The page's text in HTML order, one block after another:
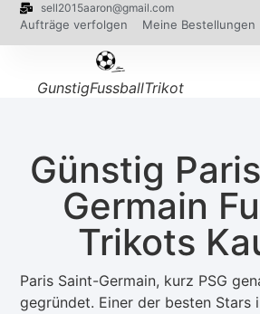
sell2015aaron@gmail.com
Aufträge verfolgen Meine Bestellungen
GunstigFussballTrikot
Günstig
Germain
Trikots
Paris Saint-Germain, kurz PSG
gegründet. Einer der besten Stars